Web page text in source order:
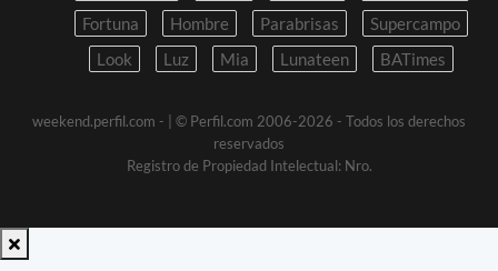
Fortuna
Hombre Parabrisas
Supercampo
Look
Luz Mia Lunateen BATimes
weekend.perfil.com -
| © Perfil.com 2006-2026 - Todos los derechos
reservados
Registro de Propiedad Intelectual: Nro.